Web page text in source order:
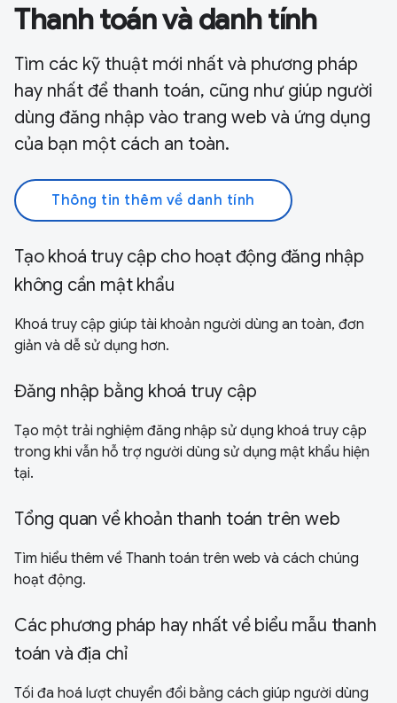
Thanh toán và danh tính
Tìm các kỹ thuật mới nhất và phương pháp
hay nhất để thanh toán, cũng như giúp người
dùng đăng nhập vào trang web và ứng dụng
của bạn một cách an toàn.
Thông tin thêm về danh tính
Tạo khoá truy cập cho hoạt động đăng nhập
không cần mật khẩu
Khoá truy cập giúp tài khoản người dùng an toàn, đơn
giản và dễ sử dụng hơn.
Đăng nhập bằng khoá truy cập
Tạo một trải nghiệm đăng nhập sử dụng khoá truy cập
trong khi vẫn hỗ trợ người dùng sử dụng mật khẩu hiện
tại.
Tổng quan về khoản thanh toán trên web
Tìm hiểu thêm về Thanh toán trên web và cách chúng
hoạt động.
Các phương pháp hay nhất về biểu mẫu thanh
toán và địa chỉ
Tối đa hoá lượt chuyển đổi bằng cách giúp người dùng